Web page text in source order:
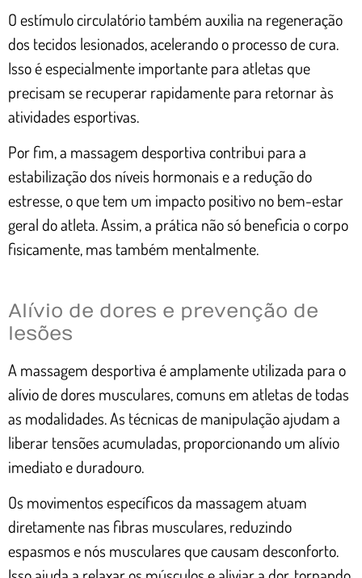
O estímulo circulatório também auxilia na regeneração
dos tecidos lesionados, acelerando o processo de cura.
Isso é especialmente importante para atletas que
precisam se recuperar rapidamente para retornar às
atividades esportivas.
Por fim, a massagem desportiva contribui para a
estabilização dos níveis hormonais e a redução do
estresse, o que tem um impacto positivo no bem-estar
geral do atleta. Assim, a prática não só beneficia o corpo
fisicamente, mas também mentalmente.
Alívio de dores e prevenção de
lesões
A massagem desportiva é amplamente utilizada para o
alívio de dores musculares, comuns em atletas de todas
as modalidades. As técnicas de manipulação ajudam a
liberar tensões acumuladas, proporcionando um alívio
imediato e duradouro.
Os movimentos específicos da massagem atuam
diretamente nas fibras musculares, reduzindo
espasmos e nós musculares que causam desconforto.